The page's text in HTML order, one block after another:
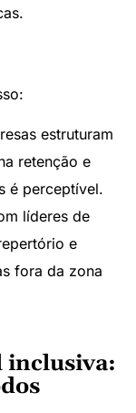
estruturam
retenção e
é perceptível.
líderes de
e
fora da zona
inclusiva: